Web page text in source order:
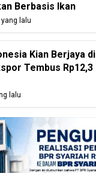
Berbasis Ikan
lalu
Kian Berjaya di
Tembus Rp12,3
lalu